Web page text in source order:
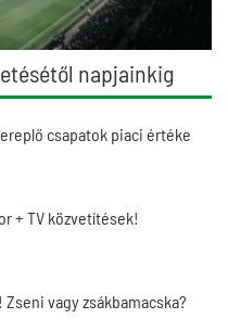
napjainkig
csapatok piaci értéke
+ TV közvetítések!
vagy zsákbamacska?